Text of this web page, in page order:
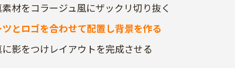
材をコラージュ風にザックリ切り抜く
ツとロゴを合わせて配置し背景を作る
影をつけレイアウトを完成させる